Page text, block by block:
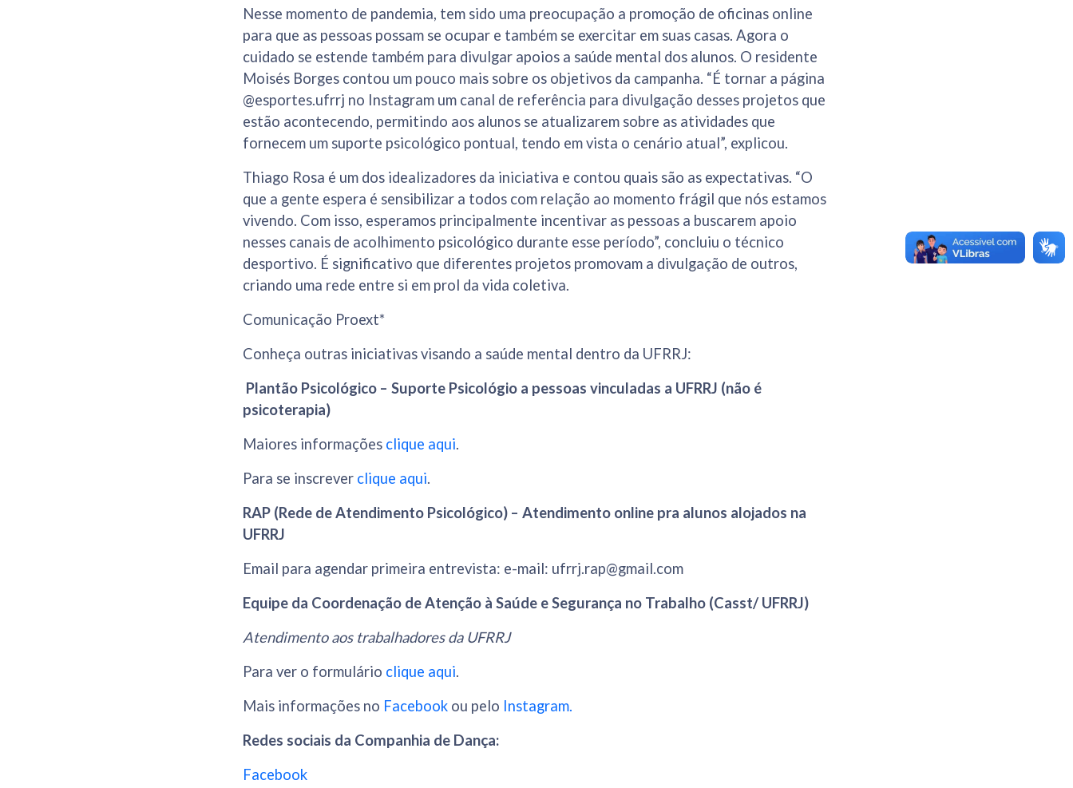
Nesse momento de pandemia, tem sido uma preocupação a promoção de oficinas online
para que as pessoas possam se ocupar e também se exercitar em suas casas. Agora o
cuidado se estende também para divulgar apoios a saúde mental dos alunos. O residente
Moisés Borges contou um pouco mais sobre os objetivos da campanha. “É tornar a página
@esportes.ufrrj no Instagram um canal de referência para divulgação desses projetos que
estão acontecendo, permitindo aos alunos se atualizarem sobre as atividades que
fornecem um suporte psicológico pontual, tendo em vista o cenário atual”, explicou.
Thiago Rosa é um dos idealizadores da iniciativa e contou quais são as expectativas. “O
que a gente espera é sensibilizar a todos com relação ao momento frágil que nós estamos
vivendo. Com isso, esperamos principalmente incentivar as pessoas a buscarem apoio
nesses canais de acolhimento psicológico durante esse período”, concluiu o técnico
desportivo. É significativo que diferentes projetos promovam a divulgação de outros,
criando uma rede entre si em prol da vida coletiva.
Comunicação Proext*
Conheça outras iniciativas visando a saúde mental dentro da UFRRJ:
Plantão Psicológico – Suporte Psicológio a pessoas vinculadas a UFRRJ (não é
psicoterapia)
Maiores informações clique aqui.
Para se inscrever clique aqui.
RAP (Rede de Atendimento Psicológico) – Atendimento online pra alunos alojados na
UFRRJ
Email para agendar primeira entrevista: e-mail: ufrrj.rap@gmail.com
Equipe da Coordenação de Atenção à Saúde e Segurança no Trabalho (Casst/ UFRRJ)
Atendimento aos trabalhadores da UFRRJ
Para ver o formulário clique aqui.
Mais informações no Facebook ou pelo Instagram.
Redes sociais da Companhia de Dança:
Facebook